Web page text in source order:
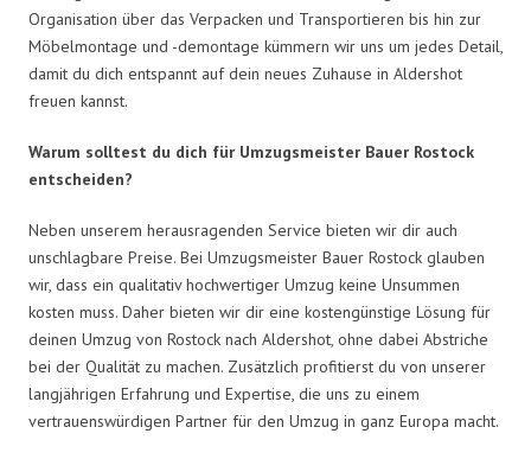
Organisation über das Verpacken und Transportieren bis hin zur
Möbelmontage und -demontage kümmern wir uns um jedes Detail,
damit du dich entspannt auf dein neues Zuhause in Aldershot
freuen kannst.
Warum solltest du dich für Umzugsmeister Bauer Rostock
entscheiden?
Neben unserem herausragenden Service bieten wir dir auch
unschlagbare Preise. Bei Umzugsmeister Bauer Rostock glauben
wir, dass ein qualitativ hochwertiger Umzug keine Unsummen
kosten muss. Daher bieten wir dir eine kostengünstige Lösung für
deinen Umzug von Rostock nach Aldershot, ohne dabei Abstriche
bei der Qualität zu machen. Zusätzlich profitierst du von unserer
langjährigen Erfahrung und Expertise, die uns zu einem
vertrauenswürdigen Partner für den Umzug in ganz Europa macht.